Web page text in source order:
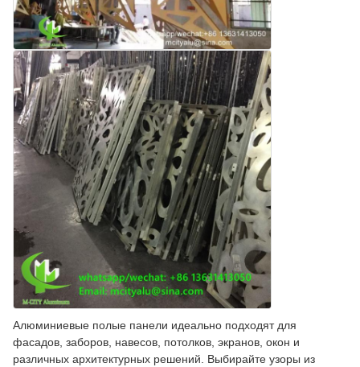
Алюминиевые полые панели идеально подходят для
фасадов, заборов, навесов, потолков, экранов, окон и
различных архитектурных решений. Выбирайте узоры из